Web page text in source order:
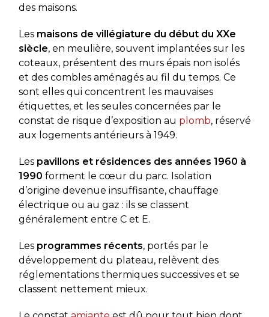
des maisons.
Les maisons de villégiature du début du XXe
siècle, en meulière, souvent implantées sur les
coteaux, présentent des murs épais non isolés
et des combles aménagés au fil du temps. Ce
sont elles qui concentrent les mauvaises
étiquettes, et les seules concernées par le
constat de risque d’exposition au plomb, réservé
aux logements antérieurs à 1949.
Les pavillons et résidences des années 1960 à
1990 forment le cœur du parc. Isolation
d’origine devenue insuffisante, chauffage
électrique ou au gaz : ils se classent
généralement entre C et E.
Les programmes récents, portés par le
développement du plateau, relèvent des
réglementations thermiques successives et se
classent nettement mieux.